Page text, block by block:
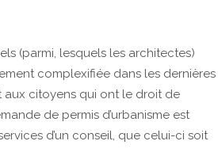
(parmi, lesquels les architectes)
complexifiée dans les dernières
aux citoyens qui ont le droit de
de permis d’urbanisme est
d’un conseil, que celui-ci soit